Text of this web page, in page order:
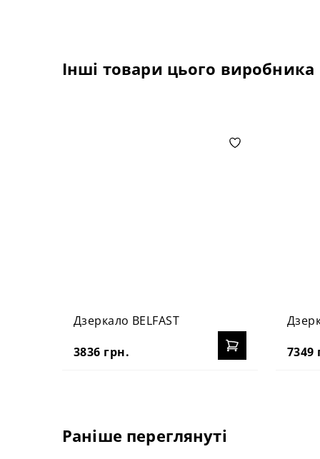
Інші товари цього виробника
Дзеркало BELFAST
3836 грн.
7349
Раніше переглянуті